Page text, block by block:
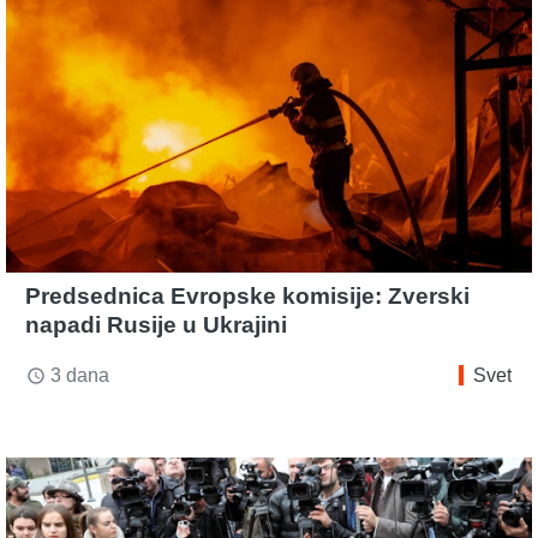
Predsednica Evropske komisije: Zverski
napadi Rusije u Ukrajini
access_time 3 dana Svet